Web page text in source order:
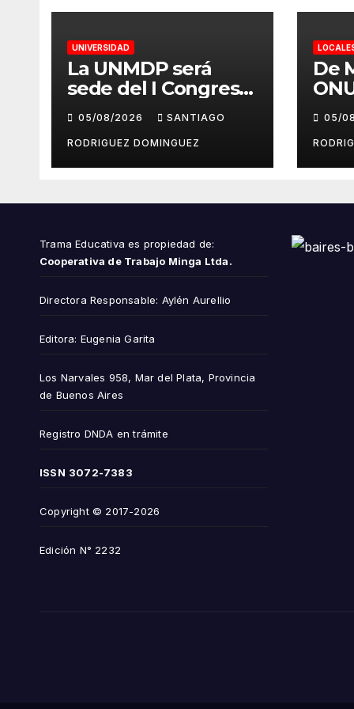
UNIVERSIDAD
La UNMDP será
sede del I Congreso
Nacional de Lengua
Inglesa
05/08/2026 SANTIAGO
RODRIGUEZ DOMINGUEZ
De
del
05/
Trama Educativa es propiedad de:
Cooperativa de Trabajo Minga Ltda.
Directora Responsable: Aylén Aurellio
Editora: Eugenia Garita
Los Narvales 958, Mar del Plata, Provincia
de Buenos Aires
Registro DNDA en trámite
ISSN 3072-7383
Copyright © 2017-2026
Edición N° 2232